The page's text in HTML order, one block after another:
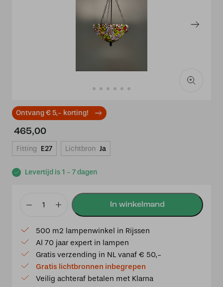
Ontvang € 5,- korting!
Levertijd is 1 - 7 dagen
465,00
Fitting E27 Lichtbron Ja
Tiffany
Ø
40cm
Gibraltar
8842
aantal
500 m2 lampenwinkel in Rijssen
Al 70 jaar expert in lampen
Gratis verzending in NL vanaf € 50,-
Gratis lichtbronnen inbegrepen
Veilig achteraf betalen met Klarna